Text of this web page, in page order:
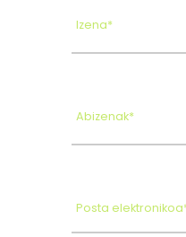
Izena*
Abizenak*
Posta